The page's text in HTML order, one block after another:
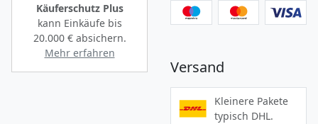
Käuferschutz Plus
kann Einkäufe bis
20.000 €absichern.
Mehr erfahren
Versand
Kleinere Pakete
typisch DHL.